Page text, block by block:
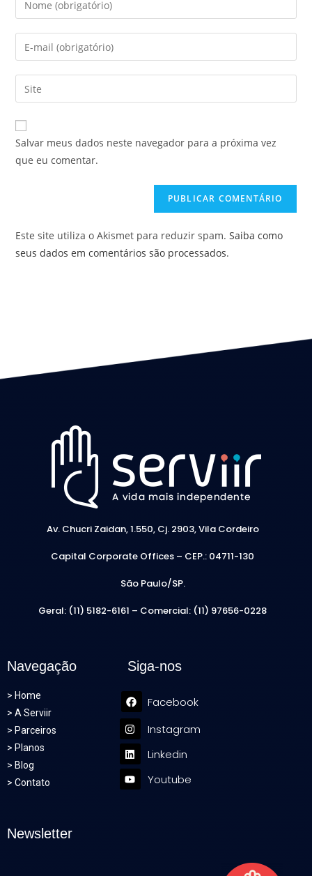
Salvar meus dados neste navegador para a próxima vez
que eu comentar.
Este site utiliza o Akismet para reduzir spam.Saiba como
seus dados em comentários são processados.
Av. Chucri Zaidan, 1.550, Cj. 2903, Vila Cordeiro
Capital Corporate Offices – CEP.: 04711-130
São Paulo/SP.
Geral: (11) 5182-6161 – Comercial: (11) 97656-0228
Navegação
> Home
> A Serviir
> Parceiros
> Planos
> Blog
> Contato
Siga-nos
Facebook
Instagram
Linkedin
Youtube
Newsletter